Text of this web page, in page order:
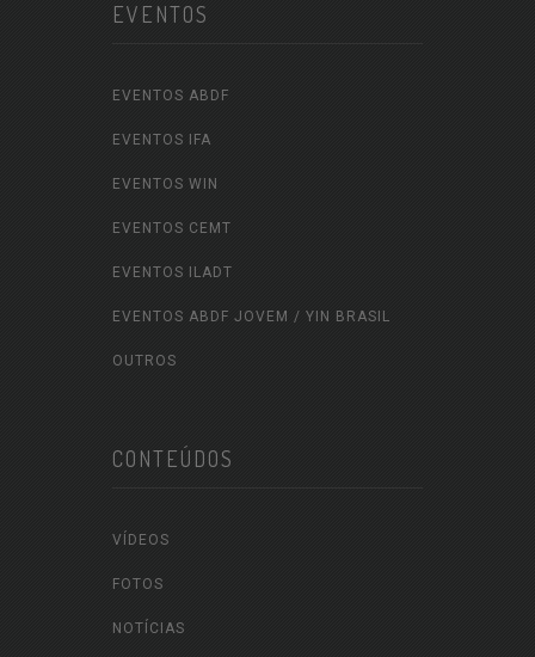
EVENTOS
EVENTOS ABDF
EVENTOS IFA
EVENTOS WIN
EVENTOS CEMT
EVENTOS ILADT
EVENTOS ABDF JOVEM / YIN BRASIL
OUTROS
CONTEÚDOS
VÍDEOS
FOTOS
NOTÍCIAS